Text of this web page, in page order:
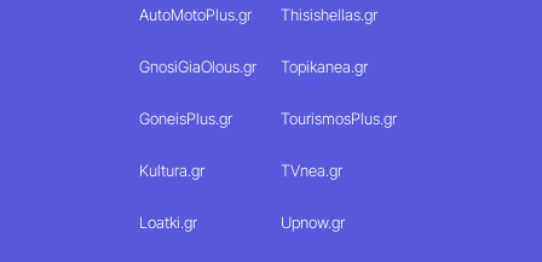
AutoMotoPlus.gr Thisishellas.gr
GnosiGiaOlous.gr Topikanea.gr
GoneisPlus.gr TourismosPlus.gr
Kultura.gr TVnea.gr
Loatki.gr Upnow.gr